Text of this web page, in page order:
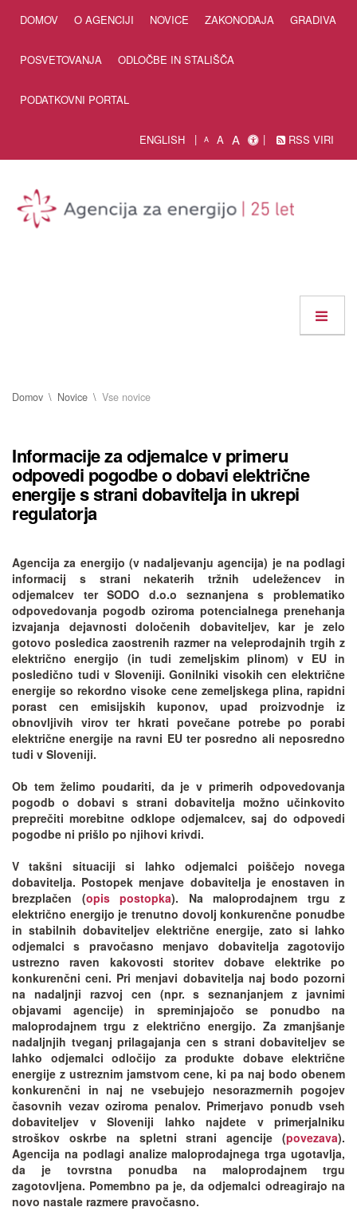
DOMOV O AGENCIJI NOVICE ZAKONODAJA GRADIVA
POSVETOVANJA ODLOČBE IN STALIŠČA
PODATKOVNI PORTAL
ENGLISH A A A RSS VIRI
Domov Novice Vse novice
Informacije za odjemalce v primeru
odpovedi pogodbe o dobavi električne
energije s strani dobavitelja in ukrepi
regulatorja
Agencija za energijo (v nadaljevanju agencija) je na podlagi
informacij s strani nekaterih tržnih udeležencev in
odjemalcev ter SODO d.o.o seznanjena s problematiko
odpovedovanja pogodb oziroma potencialnega prenehanja
izvajanja dejavnosti določenih dobaviteljev, kar je zelo
gotovo posledica zaostrenih razmer na veleprodajnih trgih z
električno energijo (in tudi zemeljskim plinom) v EU in
posledično tudi v Sloveniji. Gonilniki visokih cen električne
energije so rekordno visoke cene zemeljskega plina, rapidni
porast cen emisijskih kuponov, upad proizvodnje iz
obnovljivih virov ter hkrati povečane potrebe po porabi
električne energije na ravni EU ter posredno ali neposredno
tudi v Sloveniji.
Ob tem želimo poudariti, da je v primerih odpovedovanja
pogodb o dobavi s strani dobavitelja možno učinkovito
preprečiti morebitne odklope odjemalcev, saj do odpovedi
pogodbe ni prišlo po njihovi krivdi.
V takšni situaciji si lahko odjemalci poiščejo novega
dobavitelja. Postopek menjave dobavitelja je enostaven in
brezplačen (opis postopka). Na maloprodajnem trgu z
električno energijo je trenutno dovolj konkurenčne ponudbe
in stabilnih dobaviteljev električne energije, zato si lahko
odjemalci s pravočasno menjavo dobavitelja zagotovijo
ustrezno raven kakovosti storitev dobave elektrike po
konkurenčni ceni. Pri menjavi dobavitelja naj bodo pozorni
na nadaljnji razvoj cen (npr. s seznanjanjem z javnimi
objavami agencije) in spreminjajočo se ponudbo na
maloprodajnem trgu z električno energijo. Za zmanjšanje
nadaljnjih tveganj prilagajanja cen s strani dobaviteljev se
lahko odjemalci odločijo za produkte dobave električne
energije z ustreznim jamstvom cene, ki pa naj bodo obenem
konkurenčni in naj ne vsebujejo nesorazmernih pogojev
časovnih vezav oziroma penalov. Primerjavo ponudb vseh
dobaviteljev v Sloveniji lahko najdete v primerjalniku
stroškov oskrbe na spletni strani agencije (povezava).
Agencija na podlagi analize maloprodajnega trga ugotavlja,
da je tovrstna ponudba na maloprodajnem trgu
zagotovljena. Pomembno pa je, da odjemalci odreagirajo na
novo nastale razmere pravočasno.